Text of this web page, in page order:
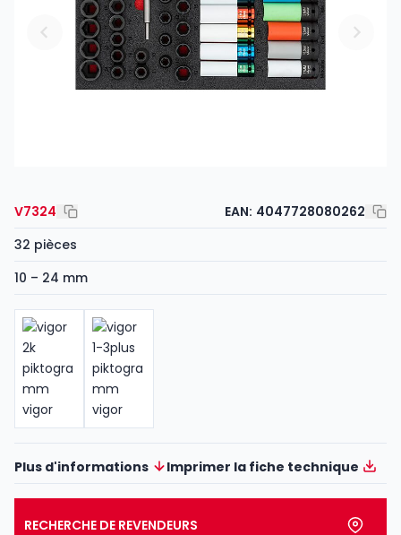
V7324 EAN: 4047728080262
32 pièces
10 – 24 mm
Plus d'informations Imprimer la fiche technique
RECHERCHE DE REVENDEURS